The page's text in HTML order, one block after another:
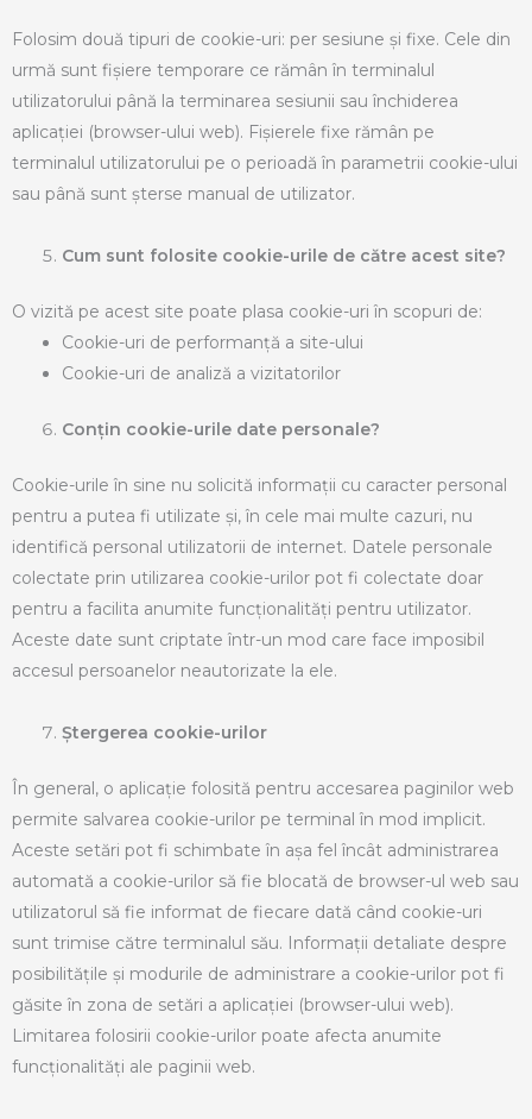
Folosim două tipuri de cookie-uri: per sesiune și fixe. Cele din
urmă sunt fișiere temporare ce rămân în terminalul
utilizatorului până la terminarea sesiunii sau închiderea
aplicației (browser-ului web). Fișierele fixe rămân pe
terminalul utilizatorului pe o perioadă în parametrii cookie-ului
sau până sunt șterse manual de utilizator.
Cum sunt folosite cookie-urile de către acest site?
O vizită pe acest site poate plasa cookie-uri în scopuri de:
Cookie-uri de performanță a site-ului
Cookie-uri de analiză a vizitatorilor
Conțin cookie-urile date personale?
Cookie-urile în sine nu solicită informații cu caracter personal
pentru a putea fi utilizate și, în cele mai multe cazuri, nu
identifică personal utilizatorii de internet. Datele personale
colectate prin utilizarea cookie-urilor pot fi colectate doar
pentru a facilita anumite funcționalități pentru utilizator.
Aceste date sunt criptate într-un mod care face imposibil
accesul persoanelor neautorizate la ele.
Ștergerea cookie-urilor
În general, o aplicație folosită pentru accesarea paginilor web
permite salvarea cookie-urilor pe terminal în mod implicit.
Aceste setări pot fi schimbate în așa fel încât administrarea
automată a cookie-urilor să fie blocată de browser-ul web sau
utilizatorul să fie informat de fiecare dată când cookie-uri
sunt trimise către terminalul său. Informații detaliate despre
posibilitățile și modurile de administrare a cookie-urilor pot fi
găsite în zona de setări a aplicației (browser-ului web).
Limitarea folosirii cookie-urilor poate afecta anumite
funcționalități ale paginii web.